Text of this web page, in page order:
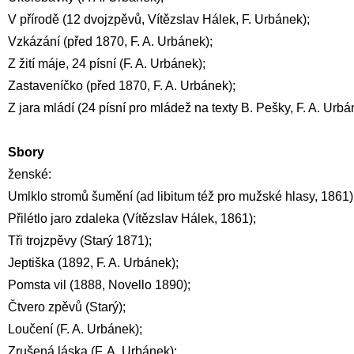
V přírodě (12 dvojzpěvů, Vítězslav Hálek, F. Urbánek);
Vzkázání (před 1870, F. A. Urbánek);
Z žití máje, 24 písní (F. A. Urbánek);
Zastaveníčko (před 1870, F. A. Urbánek);
Z jara mládí (24 písní pro mládež na texty B. Pešky, F. A.
Sbory
ženské:
Umlklo stromů šumění (ad libitum též pro mužské hlasy,
Přilétlo jaro zdaleka (Vítězslav Hálek, 1861);
Tři trojzpěvy (Starý 1871);
Jeptiška (1892, F. A. Urbánek);
Pomsta vil (1888, Novello 1890);
Čtvero zpěvů (Starý);
Loučení (F. A. Urbánek);
Zrušená láska (F. A. Urbánek);